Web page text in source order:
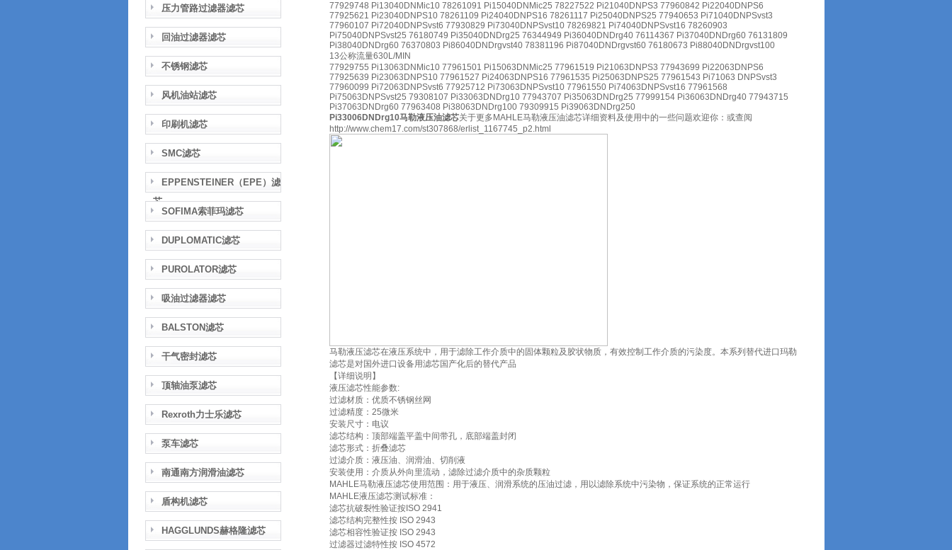
压力管路过滤器滤芯
回油过滤器滤芯
不锈钢滤芯
风机油站滤芯
印刷机滤芯
SMC滤芯
EPPENSTEINER（EPE）滤
芯
SOFIMA索菲玛滤芯
DUPLOMATIC滤芯
PUROLATOR滤芯
吸油过滤器滤芯
BALSTON滤芯
干气密封滤芯
顶轴油泵滤芯
Rexroth力士乐滤芯
泵车滤芯
南通南方润滑油滤芯
盾构机滤芯
HAGGLUNDS赫格隆滤芯
77929748 Pi13040DNMic10 78261091 Pi15040DNMic25 78227522 Pi21040DNPS3 77960842 Pi22040DNPS6
77925621 Pi23040DNPS10 78261109 Pi24040DNPS16 78261117 Pi25040DNPS25 77940653 Pi71040DNPSvst3
77960107 Pi72040DNPSvst6 77930829 Pi73040DNPSvst10 78269821 Pi74040DNPSvst16 78260903
Pi75040DNPSvst25 76180749 Pi35040DNDrg25 76344949 Pi36040DNDrg40 76114367 Pi37040DNDrg60 76131809
Pi38040DNDrg60 76370803 Pi86040DNDrgvst40 78381196 Pi87040DNDrgvst60 76180673 Pi88040DNDrgvst100
13公称流量630L/MIN
77929755 Pi13063DNMic10 77961501 Pi15063DNMic25 77961519 Pi21063DNPS3 77943699 Pi22063DNPS6
77925639 Pi23063DNPS10 77961527 Pi24063DNPS16 77961535 Pi25063DNPS25 77961543 Pi71063 DNPSvst3
77960099 Pi72063DNPSvst6 77925712 Pi73063DNPSvst10 77961550 Pi74063DNPSvst16 77961568
Pi75063DNPSvst25 79308107 Pi33063DNDrg10 77943707 Pi35063DNDrg25 77999154 Pi36063DNDrg40 77943715
Pi37063DNDrg60 77963408 Pi38063DNDrg100 79309915 Pi39063DNDrg250
Pi33006DNDrg10马勒液压油滤芯关于更多MAHLE马勒液压油滤芯详细资料及使用中的一些问题欢迎你：或查阅
http://www.chem17.com/st307868/erlist_1167745_p2.html
马勒液压滤芯在液压系统中，用于滤除工作介质中的固体颗粒及胶状物质，有效控制工作介质的污染度。本系列替代进口玛勒
滤芯是对国外进口设备用滤芯国产化后的替代产品
【详细说明】
液压滤芯性能参数:
过滤材质：优质不锈钢丝网
过滤精度：25微米
安装尺寸：电议
滤芯结构：顶部端盖平盖中间带孔，底部端盖封闭
滤芯形式：折叠滤芯
过滤介质：液压油、润滑油、切削液
安装使用：介质从外向里流动，滤除过滤介质中的杂质颗粒
MAHLE马勒液压滤芯使用范围：用于液压、润滑系统的压油过滤，用以滤除系统中污染物，保证系统的正常运行
MAHLE液压滤芯测试标准：
滤芯抗破裂性验证按ISO 2941
滤芯结构完整性按 ISO 2943
滤芯相容性验证按 ISO 2943
过滤器过滤特性按 ISO 4572